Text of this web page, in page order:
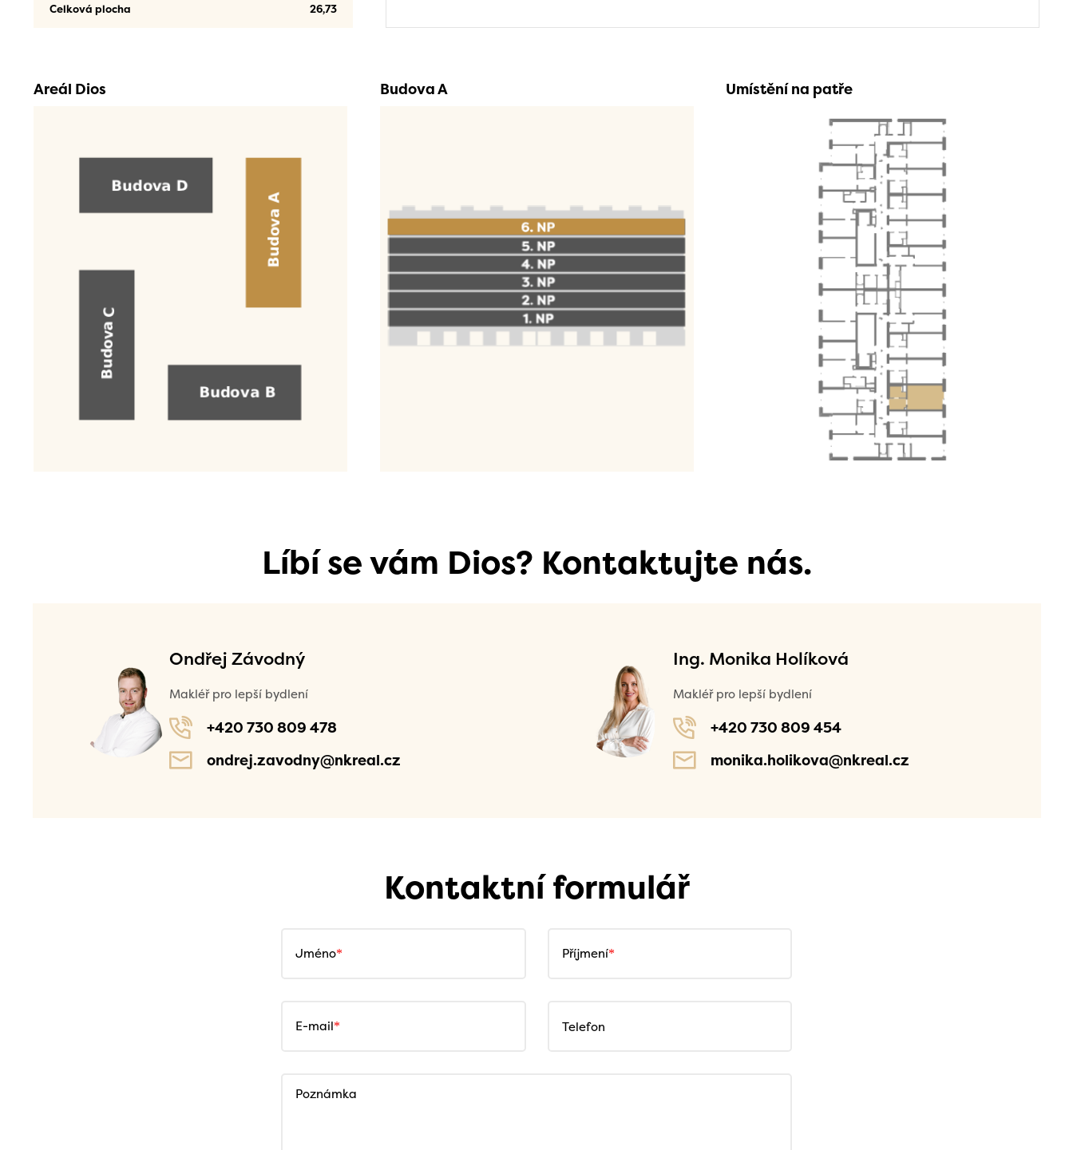
Celková plocha 26,73
Areál Dios Budova A Umístění na patře
Líbí se vám Dios? Kontaktujte nás.
Ondřej Závodný
Makléř pro lepší bydlení
+420 730 809 478
ondrej.zavodny@nkreal.cz
Ing. Monika Holíková
Makléř pro lepší bydlení
+420 730 809 454
monika.holikova@nkreal.cz
Kontaktní formulář
Jméno Příjmení
E-mail Telefon
Poznámka